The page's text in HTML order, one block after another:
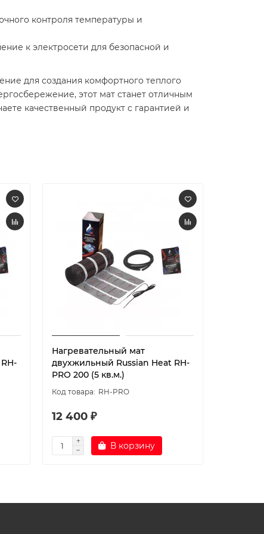
контроля температуры и
к электросети для безопасной и
для создания комфортного теплого
этот мат станет отличным
качественный продукт с гарантией и
Нагревательный мат
двухжильный Russian Heat RH-
PRO 200 (5 кв.м.)
RH-PRO
12 400 ₽
В корзину